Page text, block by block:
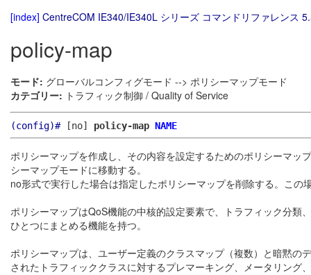
[index] CentreCOM IE340/IE340L シリーズ コマンドリファレンス
policy-map
モード: グローバルコンフィグモード --> ポリシーマップモード
カテゴリー: トラフィック制御 / Quality of Service
(config)#[no] policy-map NAME
ポリシーマップを作成し、その内容を設定するためのポリシーマ
シーマップモードに移動する。
no形式で実行した場合は指定したポリシーマップを削除する。こ
ポリシーマップはQoS機能の中核的設定要素で、トラフィック分
ひとつにまとめる機能を持つ。
ポリシーマップは、ユーザー定義のクラスマップ（複数）と暗黙
されたトラフィッククラスに対するプレマーキング、メータリング